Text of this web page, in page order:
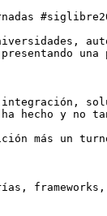
una
ha hecho y
más un